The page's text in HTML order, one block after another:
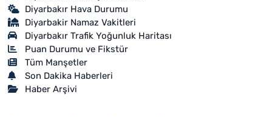
Diyarbakır Hava Durumu
Diyarbakir Namaz Vakitleri
Diyarbakır Trafik Yoğunluk Haritası
Puan Durumu ve Fikstür
Tüm Manşetler
Son Dakika Haberleri
Haber Arşivi